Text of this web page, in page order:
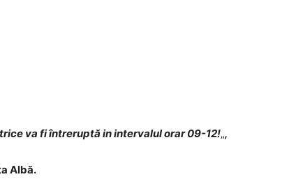
va fi întreruptă in intervalul orar 09-12!„,
Albă.